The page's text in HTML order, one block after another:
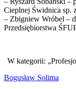
Cieplnej Świdnica sp.
– Zbigniew Wróbel –
Przedsiębiorstwa
W kategorii:
Bogusław Solima